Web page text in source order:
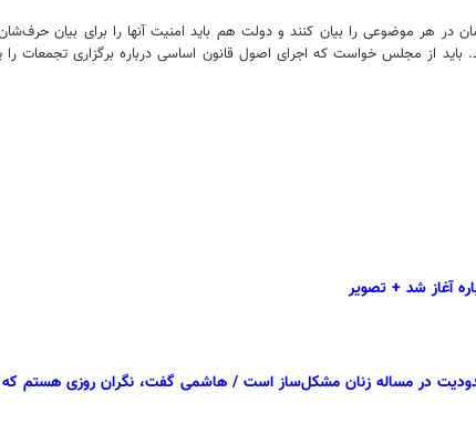
در هر موضوعی را بیان کنند و دولت هم باید امنیت آنها را برای بیان
باید از مجلس خواست که اجرای اصول قانون اساسی درباره برگزاری
آغاز شد + تصویر
در مساله زنان مشکل‌ساز است / هاشمی گفت، نگران روزی هستم که